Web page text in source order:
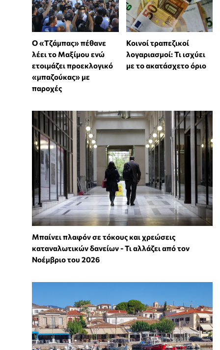
Ο «Τζάμπας» πέθανε
λέει το Μαξίμου ενώ
ετοιμάζει προεκλογικό
«μπαζούκας» με
παροχές
Κοινοί τραπεζικοί
λογαριασμοί: Τι ισχύει
με το ακατάσχετο όριο
Μπαίνει πλαφόν σε τόκους και χρεώσεις
καταναλωτικών δανείων - Τι αλλάζει από τον
Νοέμβριο του 2026